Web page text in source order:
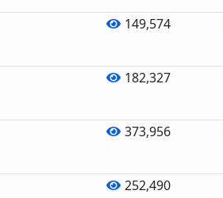
149,574
182,327
373,956
252,490